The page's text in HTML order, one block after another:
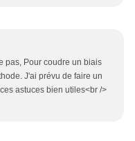
pas, Pour coudre un biais
J'ai prévu de faire un
astuces bien utiles<br />